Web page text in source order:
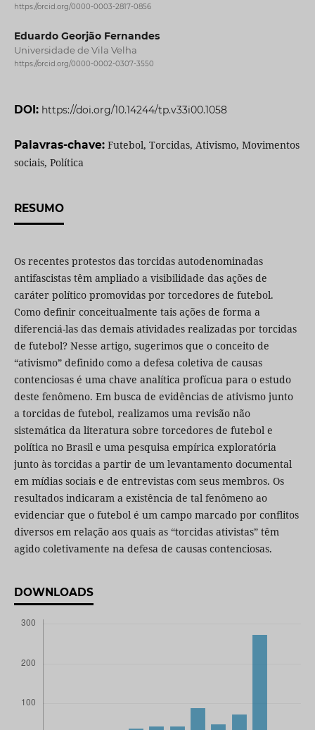
https://orcid.org/0000-0003-2817-0856
Eduardo Georjão Fernandes
Universidade de Vila Velha
https://orcid.org/0000-0002-0307-3550
DOI: https://doi.org/10.14244/tp.v33i00.1058
Palavras-chave: Futebol, Torcidas, Ativismo, Movimentos
sociais, Política
RESUMO
Os recentes protestos das torcidas autodenominadas
antifascistas têm ampliado a visibilidade das ações de
caráter político promovidas por torcedores de futebol.
Como definir conceitualmente tais ações de forma a
diferenciá-las das demais atividades realizadas por torcidas
de futebol? Nesse artigo, sugerimos que o conceito de
“ativismo” definido como a defesa coletiva de causas
contenciosas é uma chave analítica profícua para o estudo
deste fenômeno. Em busca de evidências de ativismo junto
a torcidas de futebol, realizamos uma revisão não
sistemática da literatura sobre torcedores de futebol e
política no Brasil e uma pesquisa empírica exploratória
junto às torcidas a partir de um levantamento documental
em mídias sociais e de entrevistas com seus membros. Os
resultados indicaram a existência de tal fenômeno ao
evidenciar que o futebol é um campo marcado por conflitos
diversos em relação aos quais as “torcidas ativistas” têm
agido coletivamente na defesa de causas contenciosas.
DOWNLOADS